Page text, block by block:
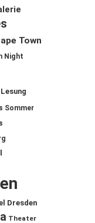
Town
Night
Lesung
Sommer
Dresden
Theater